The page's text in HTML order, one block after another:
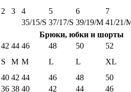
2 3 4 5 6
7
35/15/S 37/17/S 39/19/M 41/21/
Брюки, юбки и шорты
42 44 46 48 50
52
S M M L L
XL
40 42 44 46 48
50
36 38 40 42 44
46